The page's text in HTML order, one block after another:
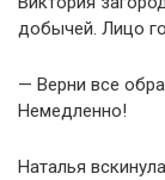
добычей. Лицо
— Верни все
Немедленно!
Наталья